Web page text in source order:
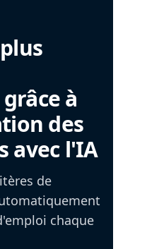
à
des
avec l'IA
de
chaque